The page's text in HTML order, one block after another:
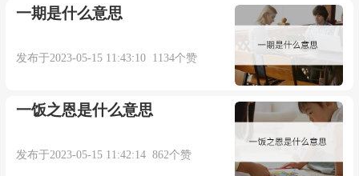
一期是什么意思
发布于2023-05-15 11:43:10 1134个赞
一饭之恩是什么意思
发布于2023-05-15 11:42:14 862个赞